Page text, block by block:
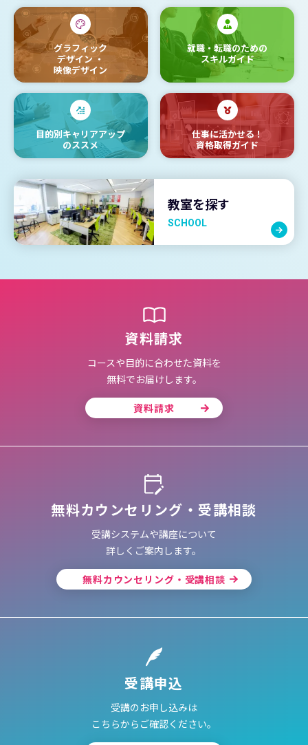
グラフィック
デザイン・
映像デザイン
就職・転職のための
スキルガイド
目的別キャリアアップ
のススメ
仕事に活かせる！
資格取得ガイド
教室を探す
SCHOOL
資料請求
コースや目的に合わせた資料を
無料でお届けします。
資料請求
無料カウンセリング・受講相談
受講システムや講座について
詳しくご案内します。
無料カウンセリング・受講相談
受講申込
受講のお申し込みは
こちらからご確認ください。